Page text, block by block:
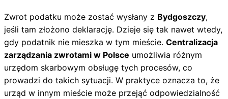
Zwrot podatku może zostać wysłany z Bydgoszczy,
jeśli tam złożono deklarację. Dzieje się tak nawet wtedy,
gdy podatnik nie mieszka w tym mieście. Centralizacja
zarządzania zwrotami w Polsce umożliwia różnym
urzędom skarbowym obsługę tych procesów, co
prowadzi do takich sytuacji. W praktyce oznacza to, że
urząd w innym mieście może przejąć odpowiedzialność